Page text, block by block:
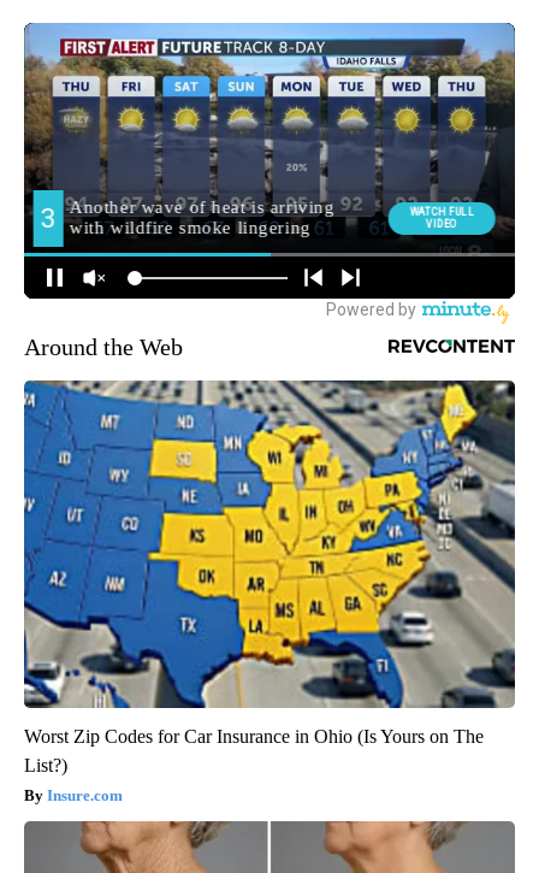
Around the Web
Worst Zip Codes for Car Insurance in Ohio (Is Yours on The
List?)
Insure.com